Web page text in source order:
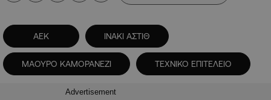
ΑΕΚ ΙΝΑΚΙ ΑΣΤΙΘ
ΜΑΟΥΡΟ ΚΑΜΟΡΑΝΕΖΙ ΤΕΧΝΙΚΟ ΕΠΙΤΕΛΕΙΟ
Advertisement